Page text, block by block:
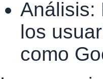
Análisis:
los
como